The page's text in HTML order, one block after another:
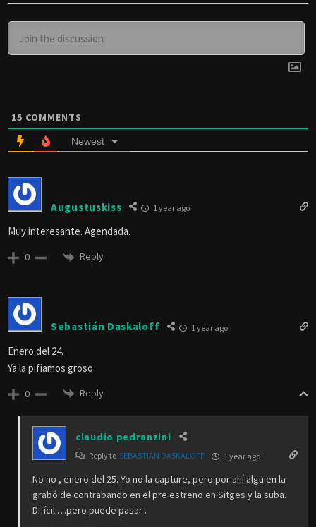
15 COMMENTS
Newest
Augustuskiss 1 year ago
Muy interesante. Agendada.
0 Reply
Sebastián Daskaloff 1 year ago
Enero del 24.
Ya la pifiamos groso
0 Reply
claudio pedranzini
Reply to SEBASTIÁN DASKALOFF 1 year ago
No no , enero del 25. Yo no la capture, pero por ahí alguien la
grabó de contrabando en el pre estreno en Sitges y la suba.
Difícil …pero puede pasar .